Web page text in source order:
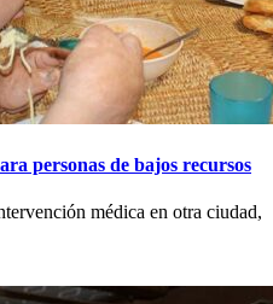
personas de bajos recursos
médica en otra ciudad,